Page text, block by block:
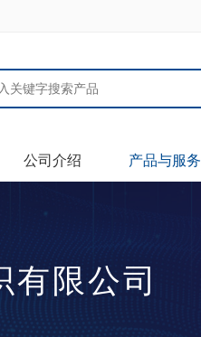
公司介绍 产品与服务
有限公司